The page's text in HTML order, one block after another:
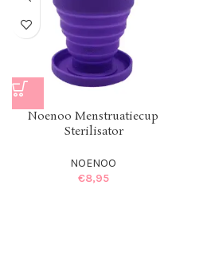
Noenoo Menstruatiecup
Sterilisator
NOENOO
€8,95